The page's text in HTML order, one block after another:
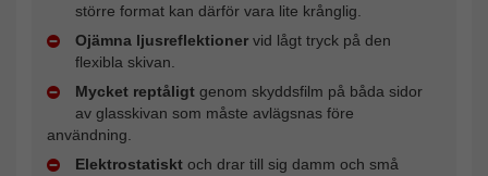
större format kan därför vara lite krånglig.
Ojämna ljusreflektioner vid lågt tryck på den
flexibla skivan.
Mycket reptåligt genom skyddsfilm på båda sidor
av glasskivan som måste avlägsnas före
användning.
Elektrostatiskt och drar till sig damm och små